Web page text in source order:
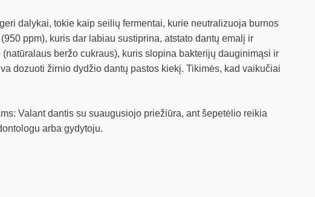
dalykai, tokie kaip seilių fermentai, kurie neutralizuoja burnos
ppm), kuris dar labiau sustiprina, atstato dantų emalį ir
beržo cukraus), kuris slopina bakterijų dauginimąsi ir
dozuoti žirnio dydžio dantų pastos kiekį. Tikimės, kad vaikučiai
Valant dantis su suaugusiojo priežiūra, ant šepetėlio reikia
arba gydytoju.